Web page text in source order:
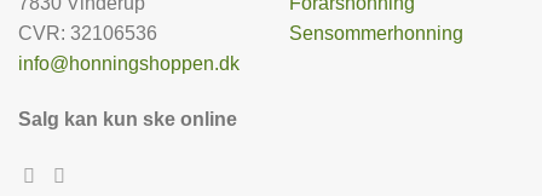
CVR: 32106536
info@honningshoppen.dk
Salg kan kun ske online
Sensommerhonning